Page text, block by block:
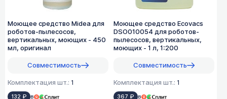
Моющее средство Midea для
роботов-пылесосов,
вертикальных, моющих - 450
мл, оригинал
Совместимость
Комплектация шт.: 1
132 ₽ в
Моющее средство Ecovacs
DSO010054 для роботов-
пылесосов, вертикальных,
моющих - 1 л, 1:200
Совместимость
Комплектация шт.: 1
367 ₽ в